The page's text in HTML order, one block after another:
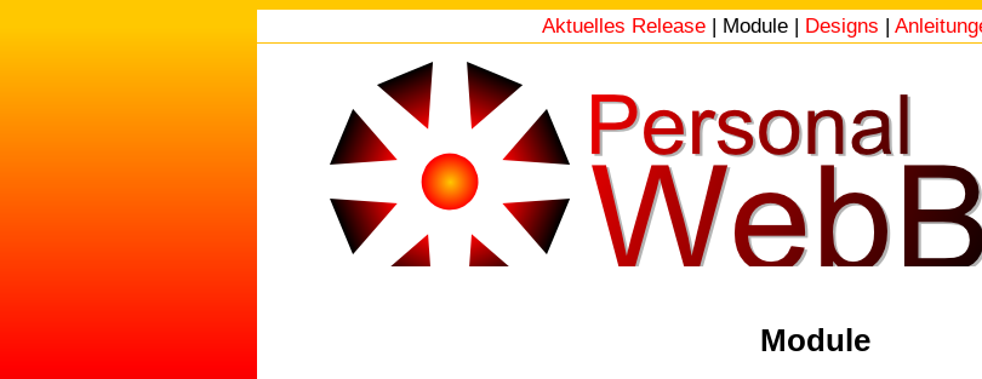
Aktuelles Release | Module | Designs |
Module